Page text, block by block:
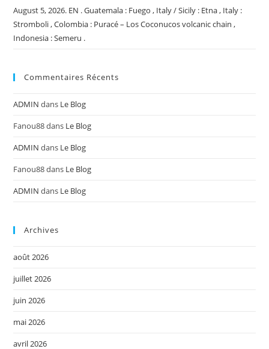
August 5, 2026. EN . Guatemala : Fuego , Italy / Sicily : Etna , Italy :
Stromboli , Colombia : Puracé – Los Coconucos volcanic chain ,
Indonesia : Semeru .
Commentaires Récents
ADMIN dans Le Blog
Fanou88dans Le Blog
ADMIN dans Le Blog
Fanou88dans Le Blog
ADMIN dans Le Blog
Archives
août 2026
juillet 2026
juin 2026
mai 2026
avril 2026